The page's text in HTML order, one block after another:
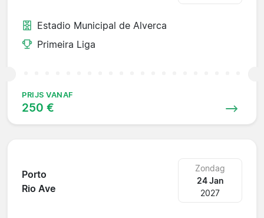
Estadio Municipal de Alverca
Primeira Liga
PRIJS VANAF
250 €
Porto
Rio Ave
Zondag
24 Jan
2027